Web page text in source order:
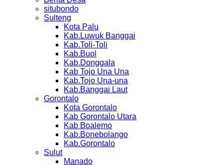
situbondo
Sulteng
Kota Palu
Kab.Luwuk Banggai
Kab.Toli-Toli
Kab.Buol
Kab.Donggala
Kab Tojo Una Una
Kab.Tojo Una-una
Kab.Banggai Laut
Gorontalo
Kota Gorontalo
Kab Gorontalo Utara
Kab Boalemo
Kab.Bonebolango
Kab.Gorontalo
Sulut
Manado